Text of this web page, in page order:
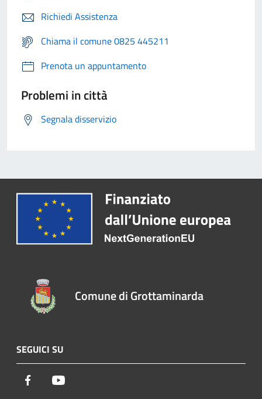
Richiedi Assistenza
Chiama il comune 0825 445211
Prenota un appuntamento
Problemi in città
Segnala disservizio
Comune di Grottaminarda
SEGUICI SU
Facebook